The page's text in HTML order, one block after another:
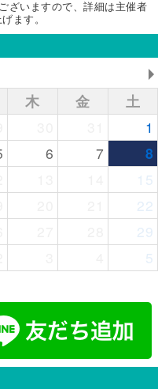
ざいますので、詳細は主催者
ます。
木 金
土
1
6 7
8
15
22
29
5